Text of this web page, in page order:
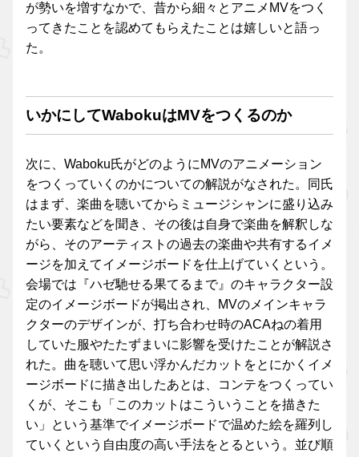
が勢いを増すなかで、昔から細々とアニメMVをつく
ってきたことを認めてもらえたことは嬉しいと語っ
た。
いかにしてWabokuはMVをつくるのか
次に、Waboku氏がどのようにMVのアニメーション
をつくっていくのかについての解説がなされた。同氏
はまず、楽曲を聴いてからミュージシャンに盛り込み
たい要素などを聞き、その後は自身で楽曲を解釈しな
がら、そのアーティストの過去の楽曲や共有するイメ
ージを加えてイメージボードを仕上げていくという。
会場では『ハゼ馳せる果てるまで』のキャラクター設
定のイメージボードが掲出され、MVのメインキャラ
クターのデザインが、打ち合わせ時のACAねの着用
していた服やたたずまいに影響を受けたことが解説さ
れた。曲を聴いて思い浮かんだカットをとにかくイメ
ージボードに描き出したあとは、コンテをつくってい
くが、そこも「このカットはこういうことを描きた
い」という基準でイメージボードで温めた絵を羅列し
ていくという自由度の高い手法をとるという。並び順